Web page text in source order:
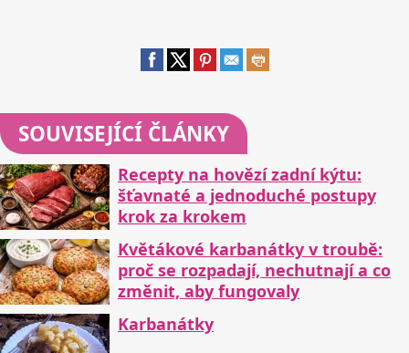
SOUVISEJÍCÍ ČLÁNKY
Recepty na hovězí zadní kýtu:
šťavnaté a jednoduché postupy
krok za krokem
Květákové karbanátky v troubě:
proč se rozpadají, nechutnají a co
změnit, aby fungovaly
Karbanátky